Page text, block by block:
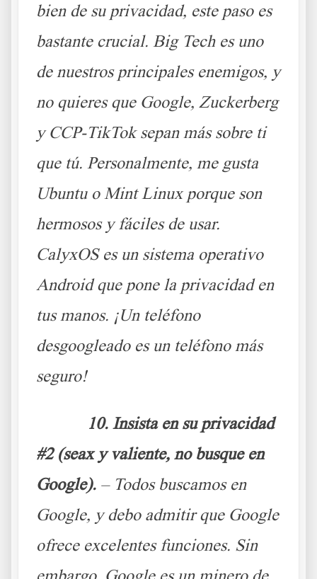
bien de su privacidad, este paso es
bastante crucial. Big Tech es uno
de nuestros principales enemigos, y
no quieres que Google, Zuckerberg
y CCP-TikTok sepan más sobre ti
que tú. Personalmente, me gusta
Ubuntu o Mint Linux porque son
hermosos y fáciles de usar.
CalyxOS es un sistema operativo
Android que pone la privacidad en
tus manos. ¡Un teléfono
desgoogleado es un teléfono más
seguro!
10. Insista en su privacidad
#2 (seax y valiente, no busque en
Google). – Todos buscamos en
Google, y debo admitir que Google
ofrece excelentes funciones. Sin